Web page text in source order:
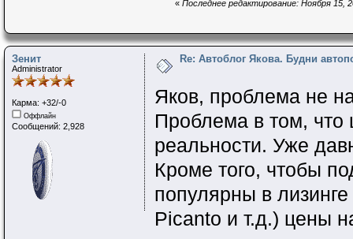
« Последнее редактирование: Ноября 15,
Зенит
Administrator
Карма: +32/-0
Оффлайн
Сообщений: 2,928
Re: Автоблог Якова. Будни
Яков, проблема не
Проблема в том, что
реальности. Уже
Кроме того, чтобы
популярны в
Picanto и т.д.) цены